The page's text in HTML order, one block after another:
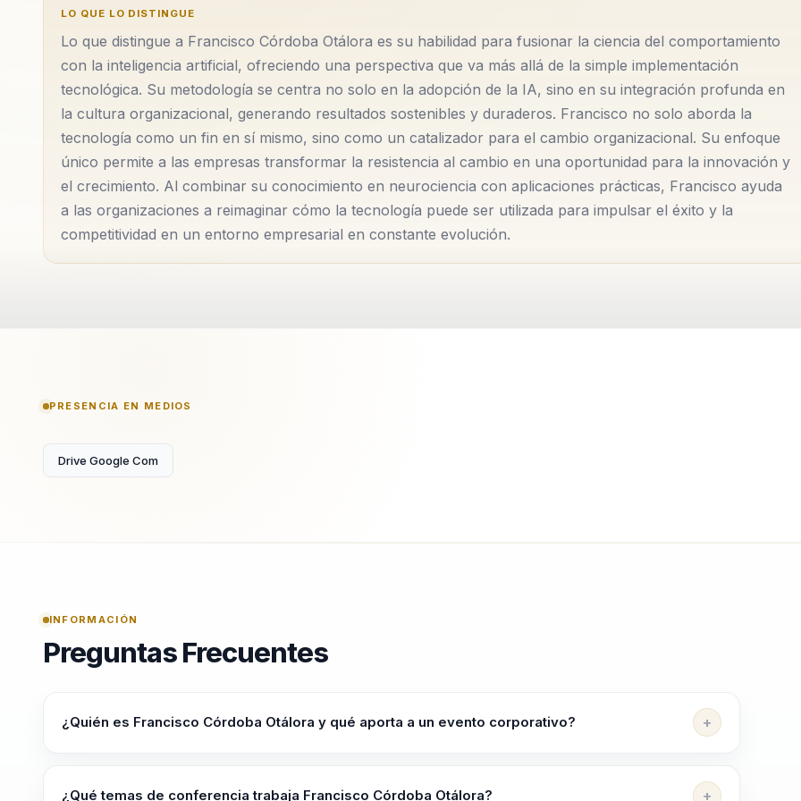
LO QUE LO DISTINGUE
Lo que distingue a Francisco Córdoba Otálora es su habilidad para fusionar la ciencia del comportamiento
con la inteligencia artificial, ofreciendo una perspectiva que va más allá de la simple implementación
tecnológica. Su metodología se centra no solo en la adopción de la IA, sino en su integración profunda en
la cultura organizacional, generando resultados sostenibles y duraderos. Francisco no solo aborda la
tecnología como un fin en sí mismo, sino como un catalizador para el cambio organizacional. Su enfoque
único permite a las empresas transformar la resistencia al cambio en una oportunidad para la innovación y
el crecimiento. Al combinar su conocimiento en neurociencia con aplicaciones prácticas, Francisco ayuda
a las organizaciones a reimaginar cómo la tecnología puede ser utilizada para impulsar el éxito y la
competitividad en un entorno empresarial en constante evolución.
PRESENCIA EN MEDIOS
Drive Google Com
INFORMACIÓN
Preguntas Frecuentes
¿Quién es Francisco Córdoba Otálora y qué aporta a un evento corporativo?
resultados reales a entender como usar IA y prepararse para el futuro del trabajo sin perder foco humano.
¿Qué temas de conferencia trabaja Francisco Córdoba Otálora?